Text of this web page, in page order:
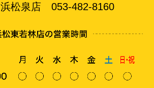
浜松泉店 053-482-8160